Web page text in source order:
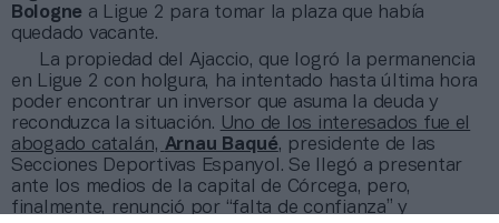
Bologne a Ligue 2 para tomar la plaza que había
quedado vacante.
La propiedad del Ajaccio, que logró la permanencia
en Ligue 2 con holgura, ha intentado hasta última hora
poder encontrar un inversor que asuma la deuda y
reconduzca la situación. Uno de los interesados fue el
abogado catalán, Arnau Baqué, presidente de las
Secciones Deportivas Espanyol. Se llegó a presentar
ante los medios de la capital de Córcega, pero,
finalmente, renunció por “falta de confianza” y